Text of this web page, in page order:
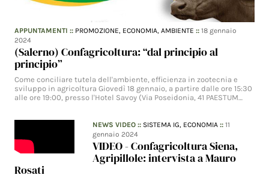
APPUNTAMENTI :: PROMOZIONE, ECONOMIA,AMBIENTE ::18 gennaio
2024
(Salerno) Confagricoltura: “dal principio al
principio”
Come conciliare tutela dell'ambiente, efficienza in zootecnia e
sviluppo in agricoltura Giovedì 18 gennaio, a partire dalle ore 15:30
alle ore 19:00, presso l'Hotel Savoy (Via Poseidonia, 41 PAESTUM…
NEWS VIDEO :: SISTEMA IG, ECONOMIA ::11
gennaio 2024
VIDEO - Confagricoltura Siena,
Agripillole: intervista a Mauro
Rosati